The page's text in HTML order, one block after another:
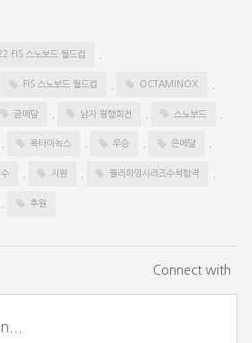
FIS 스노보드 월드컵
FIS 스노보드 월드컵 OCTAMINOX
금메달 남자 평행회전 스노보드
옥타미녹스 우승 은메달
지원 퀄리파잉시리즈수석합격
후원
Connect with